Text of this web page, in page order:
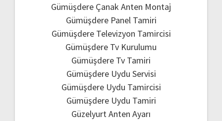
Gümüşdere Çanak Anten Montaj
Gümüşdere Panel Tamiri
Gümüşdere Televizyon Tamircisi
Gümüşdere Tv Kurulumu
Gümüşdere Tv Tamiri
Gümüşdere Uydu Servisi
Gümüşdere Uydu Tamircisi
Gümüşdere Uydu Tamiri
Güzelyurt Anten Ayarı